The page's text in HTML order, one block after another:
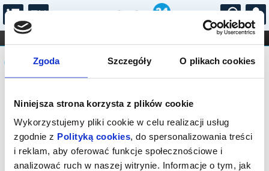
Zgoda Szczegóły O plikach cookies
Niniejsza strona korzysta z plików cookie
Wykorzystujemy pliki cookie w celu realizacji usług
zgodnie z Polityką cookies, do spersonalizowania treści
i reklam, aby oferować funkcje społecznościowe i
analizować ruch w naszej witrynie. Informacje o tym, jak
...
FILHARMONIA OPERA I BALET
STAND-UP
DLA DZIECI
Komunikat
Sprzedaż on-line została zakończona,
sprawdź dostępność biletów w kasie.
Kontakt tel.: 18 544 74 72 lub e-mail:
kino@rabka.pl